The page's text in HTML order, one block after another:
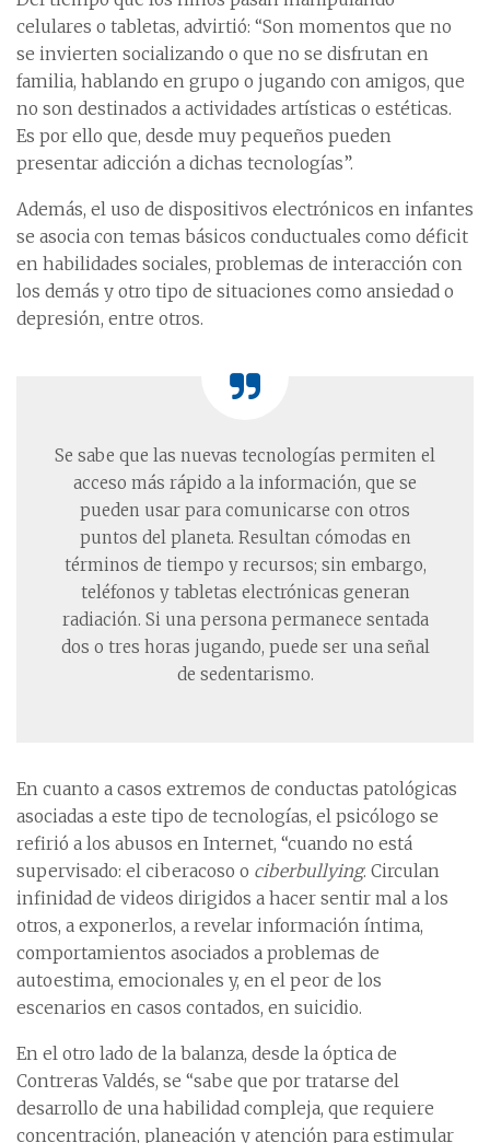
celulares o tabletas, advirtió: “Son momentos que no
se invierten socializando o que no se disfrutan en
familia, hablando en grupo o jugando con amigos, que
no son destinados a actividades artísticas o estéticas.
Es por ello que, desde muy pequeños pueden
presentar adicción a dichas tecnologías”.
Además, el uso de dispositivos electrónicos en infantes
se asocia con temas básicos conductuales como déficit
en habilidades sociales, problemas de interacción con
los demás y otro tipo de situaciones como ansiedad o
depresión, entre otros.
Se sabe que las nuevas tecnologías permiten el
acceso más rápido a la información, que se
pueden usar para comunicarse con otros
puntos del planeta. Resultan cómodas en
términos de tiempo y recursos; sin embargo,
teléfonos y tabletas electrónicas generan
radiación. Si una persona permanece sentada
dos o tres horas jugando, puede ser una señal
de sedentarismo.
En cuanto a casos extremos de conductas patológicas
asociadas a este tipo de tecnologías, el psicólogo se
refirió a los abusos en Internet, “cuando no está
supervisado: el ciberacoso o ciberbullying. Circulan
infinidad de videos dirigidos a hacer sentir mal a los
otros, a exponerlos, a revelar información íntima,
comportamientos asociados a problemas de
autoestima, emocionales y, en el peor de los
escenarios en casos contados, en suicidio.
En el otro lado de la balanza, desde la óptica de
Contreras Valdés, se “sabe que por tratarse del
desarrollo de una habilidad compleja, que requiere
concentración, planeación y atención para estimular